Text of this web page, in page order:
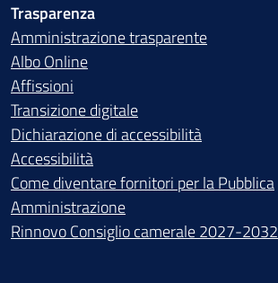
Trasparenza
Amministrazione trasparente
Albo Online
Affissioni
Transizione digitale
Dichiarazione di accessibilità
Accessibilità
Come diventare fornitori per la Pubblica
Amministrazione
Rinnovo Consiglio camerale 2027-2032